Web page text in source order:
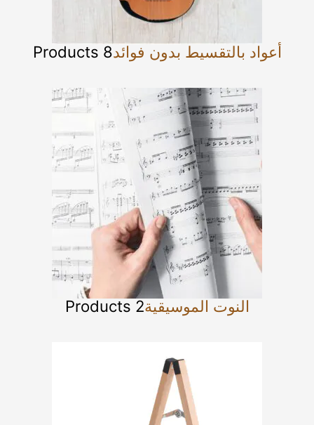
أعواد بالتقسيط بدون فوائد8 Products
النوت الموسيقية2 Products